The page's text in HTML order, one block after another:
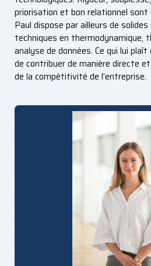
priorisation et bon relationnel
Paul dispose par ailleurs de
techniques en thermodynamique,
analyse de données. Ce qui lui
de contribuer de manière directe
de la compétitivité de l’entreprise.